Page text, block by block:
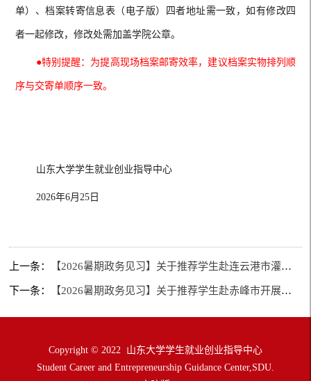
单）、档案转寄信息表（电子版）四者地址需一致，如有修改四
者一起修改，修改处需加盖学院公章。
●特别提醒：为提高现场档案邮寄效率，建议档案实物排列顺
序与交寄单顺序一致。
山东大学学生就业创业指导中心
2026年6月 25日
上一条： 【2026暑期政务见习】关于推荐学生赴连云港市灌云县开展暑期政务见习活动的通知
下一条： 【2026暑期政务见习】关于推荐学生赴赤峰市开展暑期政务见习活动的通知
Copyright © 2022 山东大学学生就业创业指导中心
Student Career and Entrepreneurship Guidance Center,SDU.